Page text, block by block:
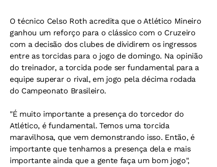
O técnico Celso Roth acredita que o Atlético Mineiro
ganhou um reforço para o clássico com o Cruzeiro
com a decisão dos clubes de dividirem os ingressos
entre as torcidas para o jogo de domingo. Na opinião
do treinador, a torcida pode ser fundamental para a
equipe superar o rival, em jogo pela décima rodada
do Campeonato Brasileiro.
"É muito importante a presença do torcedor do
Atlético, é fundamental. Temos uma torcida
maravilhosa, que vem demonstrando isso. Então, é
importante que tenhamos a presença dela e mais
importante ainda que a gente faça um bom jogo",